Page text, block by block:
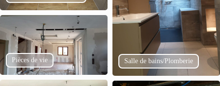
Salle de bains/Plomberie
Pièces de vie